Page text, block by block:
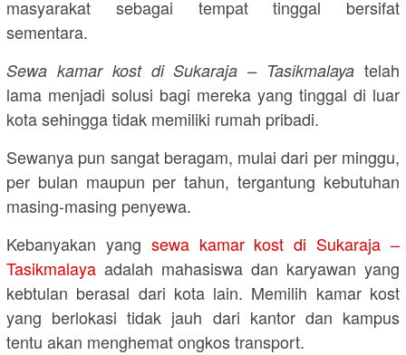
masyarakat sebagai tempat tinggal bersifat
sementara.
Sewa kamar kost di Sukaraja – Tasikmalaya telah
lama menjadi solusi bagi mereka yang tinggal di luar
kota sehingga tidak memiliki rumah pribadi.
Sewanya pun sangat beragam, mulai dari per minggu,
per bulan maupun per tahun, tergantung kebutuhan
masing-masing penyewa.
Kebanyakan yang sewa kamar kost di Sukaraja –
Tasikmalaya adalah mahasiswa dan karyawan yang
kebtulan berasal dari kota lain. Memilih kamar kost
yang berlokasi tidak jauh dari kantor dan kampus
tentu akan menghemat ongkos transport.